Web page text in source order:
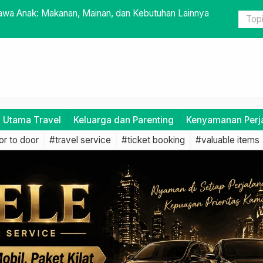
dengan Travel Door to Door
Utama Travel Keluarga dan Parenting Kenyamanan
to door #travel service #ticket booking #valuable items